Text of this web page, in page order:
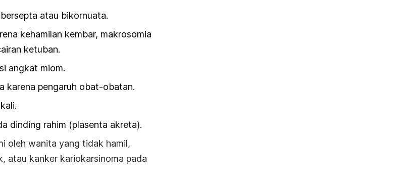
atau bikornuata.
kehamilan kembar, makrosomia
ketuban.
angkat miom.
karena pengaruh obat-obatan.
dinding rahim (plasenta akreta).
oleh wanita yang tidak hamil,
atau kanker kariokarsinoma pada